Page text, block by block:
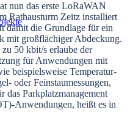
nun das erste LoRaWAN
Rathausturm Zeitz installiert
damit die Grundlage für ein
mit großflächiger Abdeckung.
50 kbit/s erlaube der
für Anwendungen mit
beispielsweise Temperatur-
oder Feinstaumessungen,
das Parkplatzmanagement
Anwendungen, heißt es in